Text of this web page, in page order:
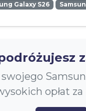
Galaxy S26
opłat